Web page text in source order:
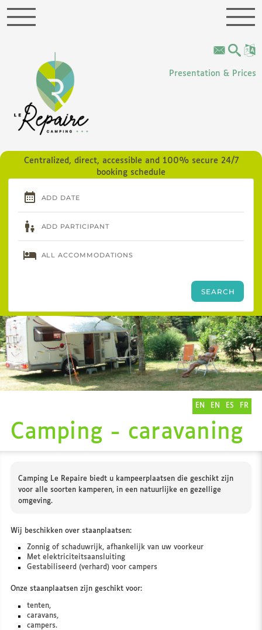
Presentation & Prices
Centralized, direct, accessible and 100% secure 24/7
booking schedule
EN EN ES FR
Camping - caravaning
Camping Le Repaire biedt u kampeerplaatsen die geschikt zijn
voor alle soorten kamperen, in een natuurlijke en gezellige
omgeving.
Wij beschikken over staanplaatsen:
Zonnig of schaduwrijk, afhankelijk van uw voorkeur
Met elektriciteitsaansluiting
Gestabiliseerd (verhard) voor campers
Onze staanplaatsen zijn geschikt voor:
tenten,
caravans,
campers.